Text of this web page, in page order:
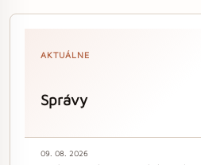
AKTUÁLNE
Správy
09. 08. 2026